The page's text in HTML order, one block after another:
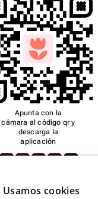
Apunta con la
cámara al código qr y
descarga la
aplicación
Usamos cookies